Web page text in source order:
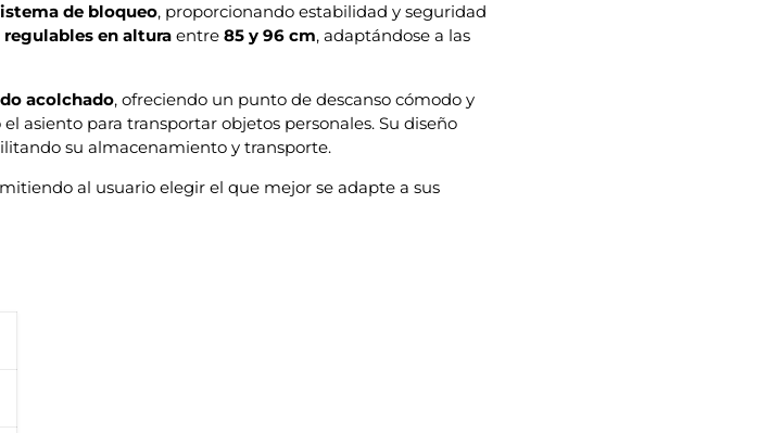
de bloqueo, proporcionando estabilidad y seguridad
regulables en altura entre 85 y 96 cm, adaptándose a las
acolchado, ofreciendo un punto de descanso cómodo y
el asiento para transportar objetos personales. Su diseño
su almacenamiento y transporte.
al usuario elegir el que mejor se adapte a sus